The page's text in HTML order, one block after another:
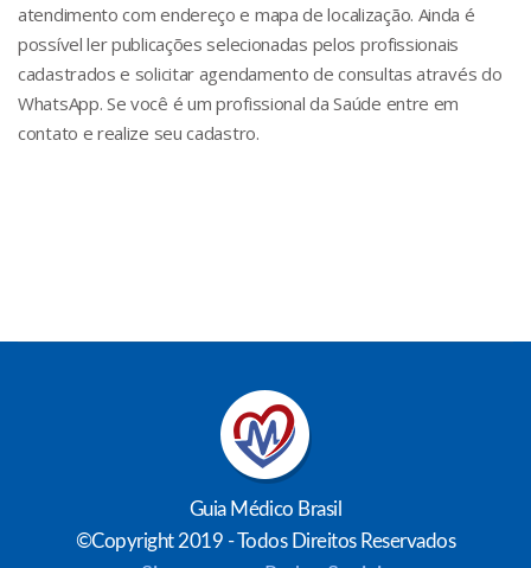
atendimento com endereço e mapa de localização. Ainda é
possível ler publicações selecionadas pelos profissionais
cadastrados e solicitar agendamento de consultas através do
WhatsApp. Se você é um profissional da Saúde entre em
contato e realize seu cadastro.
Guia Médico Brasil
©Copyright 2019 - Todos Direitos Reservados